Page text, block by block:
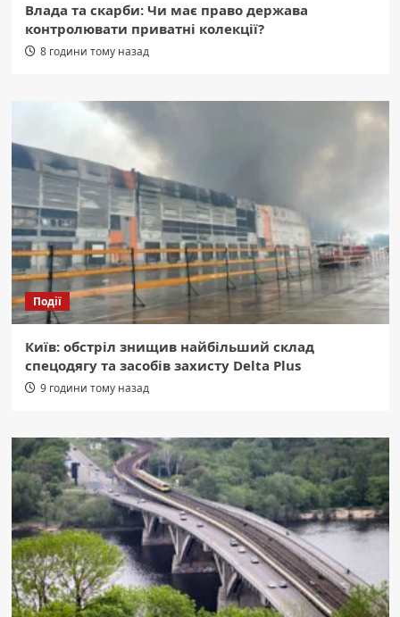
Влада та скарби: Чи має право держава
контролювати приватні колекції?
8 години тому назад
Події
Київ: обстріл знищив найбільший склад
спецодягу та засобів захисту Delta Plus
9 години тому назад